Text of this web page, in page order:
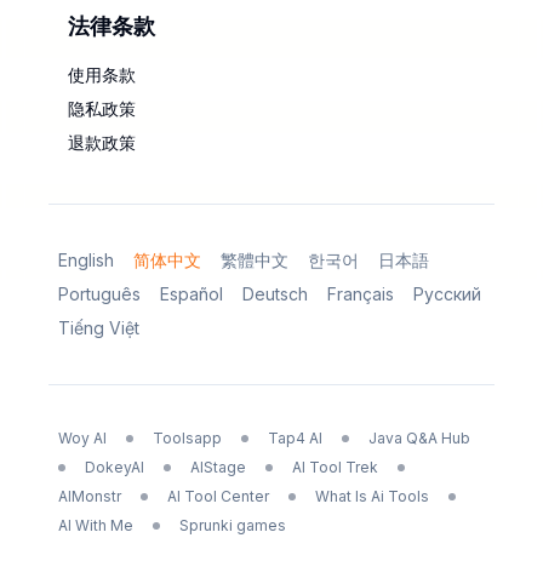
法律条款
使用条款
隐私政策
退款政策
English 简体中文 繁體中文 한국어
日本語
Português
Español Deutsch Français
Русский
Tiếng Việt
Woy AI Toolsapp Tap4 AI
Java Q&A Hub
DokeyAI
AIStage
AI Tool Trek
AIMonstr
AI Tool Center
What Is Ai Tools
AI With Me
Sprunki games